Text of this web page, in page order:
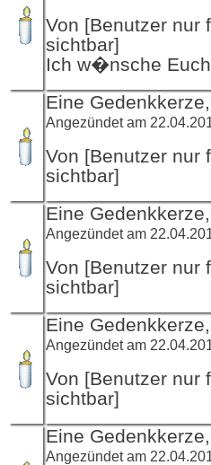
Von [Benutzer nur
sichtbar]
Ich w�nsche
Eine Gedenkkerze,
Angezündet am
Von [Benutzer nur
sichtbar]
Eine Gedenkkerze,
Angezündet am
Von [Benutzer nur
sichtbar]
Eine Gedenkkerze,
Angezündet am
Von [Benutzer nur
sichtbar]
Eine Gedenkkerze,
Angezündet am